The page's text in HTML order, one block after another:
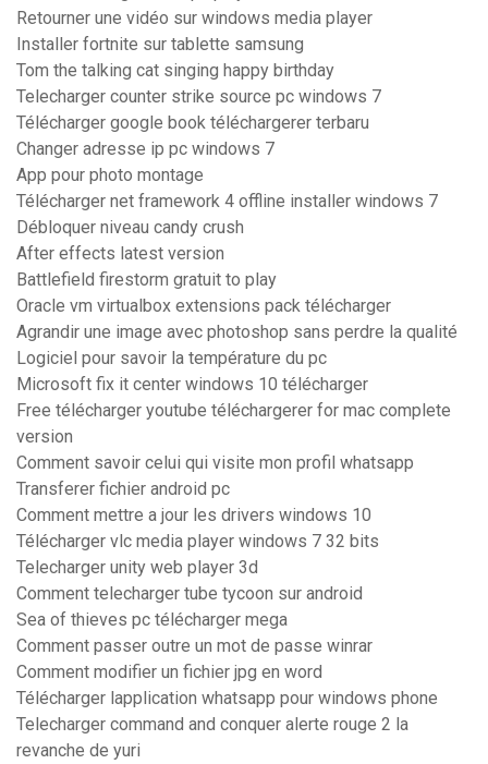
Retourner une vidéo sur windows media player
Installer fortnite sur tablette samsung
Tom the talking cat singing happy birthday
Telecharger counter strike source pc windows 7
Télécharger google book téléchargerer terbaru
Changer adresse ip pc windows 7
App pour photo montage
Télécharger net framework 4 offline installer windows 7
Débloquer niveau candy crush
After effects latest version
Battlefield firestorm gratuit to play
Oracle vm virtualbox extensions pack télécharger
Agrandir une image avec photoshop sans perdre la qualité
Logiciel pour savoir la température du pc
Microsoft fix it center windows 10 télécharger
Free télécharger youtube téléchargerer for mac complete
version
Comment savoir celui qui visite mon profil whatsapp
Transferer fichier android pc
Comment mettre a jour les drivers windows 10
Télécharger vlc media player windows 7 32 bits
Telecharger unity web player 3d
Comment telecharger tube tycoon sur android
Sea of thieves pc télécharger mega
Comment passer outre un mot de passe winrar
Comment modifier un fichier jpg en word
Télécharger lapplication whatsapp pour windows phone
Telecharger command and conquer alerte rouge 2 la
revanche de yuri